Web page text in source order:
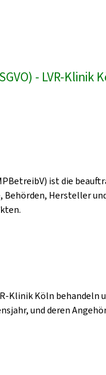
- LVR-Klinik
ist die
Hersteller
Klinik Köln behandeln
und deren